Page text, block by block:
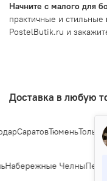
Начните с малого для
практичные и стильные
PostelButik.ru и
Доставка в любую
СаратовТюменьТольятти
Набережные ЧелныПенза